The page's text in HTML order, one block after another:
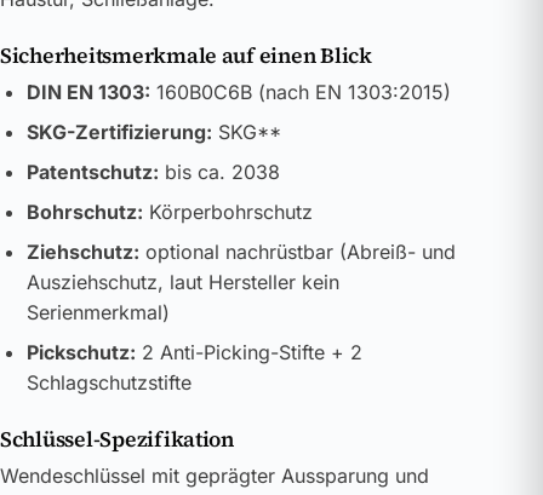
Sicherheitsmerkmale auf einen Blick
DIN EN 1303: 160B0C6B (nach EN 1303:2015)
SKG-Zertifizierung: SKG**
Patentschutz: bis ca. 2038
Bohrschutz: Körperbohrschutz
Ziehschutz: optional nachrüstbar (Abreiß- und
Ausziehschutz, laut Hersteller kein
Serienmerkmal)
Pickschutz: 2 Anti-Picking-Stifte + 2
Schlagschutzstifte
Schlüssel-Spezifikation
Wendeschlüssel mit geprägter Aussparung und